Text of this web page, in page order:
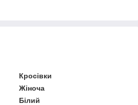
Кросівки
Жіноча
Білий